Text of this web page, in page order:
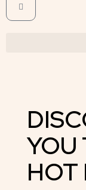
YOU
HOT